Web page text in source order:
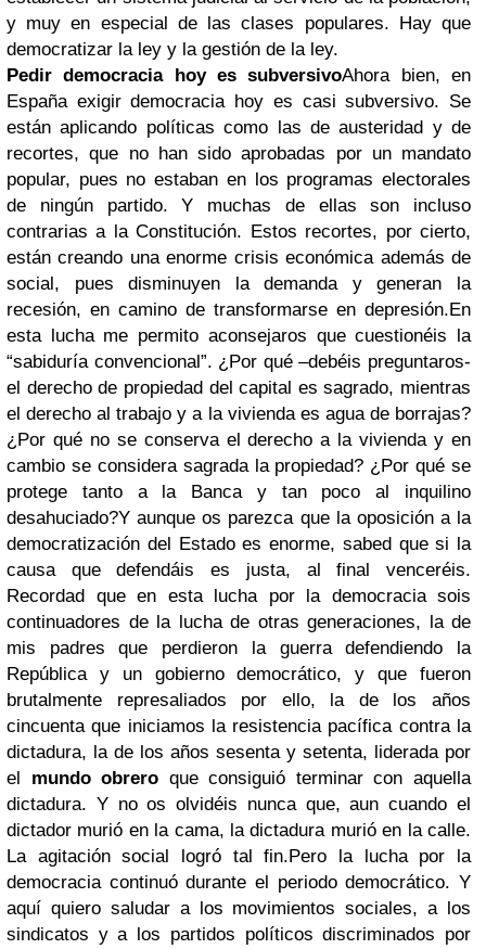
y muy en especial de las clases populares. Hay que
democratizar la ley y la gestión de la ley.
Pedir democracia hoy es subversivoAhora bien, en
España exigir democracia hoy es casi subversivo. Se
están aplicando políticas como las de austeridad y de
recortes, que no han sido aprobadas por un mandato
popular, pues no estaban en los programas electorales
de ningún partido. Y muchas de ellas son incluso
contrarias a la Constitución. Estos recortes, por cierto,
están creando una enorme crisis económica además de
social, pues disminuyen la demanda y generan la
recesión, en camino de transformarse en depresión. En
esta lucha me permito aconsejaros que cuestionéis la
“sabiduría convencional”. ¿Por qué –debéis preguntaros-
el derecho de propiedad del capital es sagrado, mientras
el derecho al trabajo y a la vivienda es agua de borrajas?
¿Por qué no se conserva el derecho a la vivienda y en
cambio se considera sagrada la propiedad? ¿Por qué se
protege tanto a la Banca y tan poco al inquilino
desahuciado?Y aunque os parezca que la oposición a la
democratización del Estado es enorme, sabed que si la
causa que defendáis es justa, al final venceréis.
Recordad que en esta lucha por la democracia sois
continuadores de la lucha de otras generaciones, la de
mis padres que perdieron la guerra defendiendo la
República y un gobierno democrático, y que fueron
brutalmente represaliados por ello, la de los años
cincuenta que iniciamos la resistencia pacífica contra la
dictadura, la de los años sesenta y setenta, liderada por
el mundo obrero que consiguió terminar con aquella
dictadura. Y no os olvidéis nunca que, aun cuando el
dictador murió en la cama, la dictadura murió en la calle.
La agitación social logró tal fin. Pero la lucha por la
democracia continuó durante el periodo democrático. Y
aquí quiero saludar a los movimientos sociales, a los
sindicatos y a los partidos políticos discriminados por